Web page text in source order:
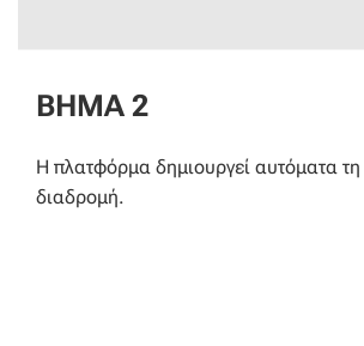
ΒΗΜΑ 2
Η πλατφόρμα δημιουργεί αυτόματα τη
διαδρομή.